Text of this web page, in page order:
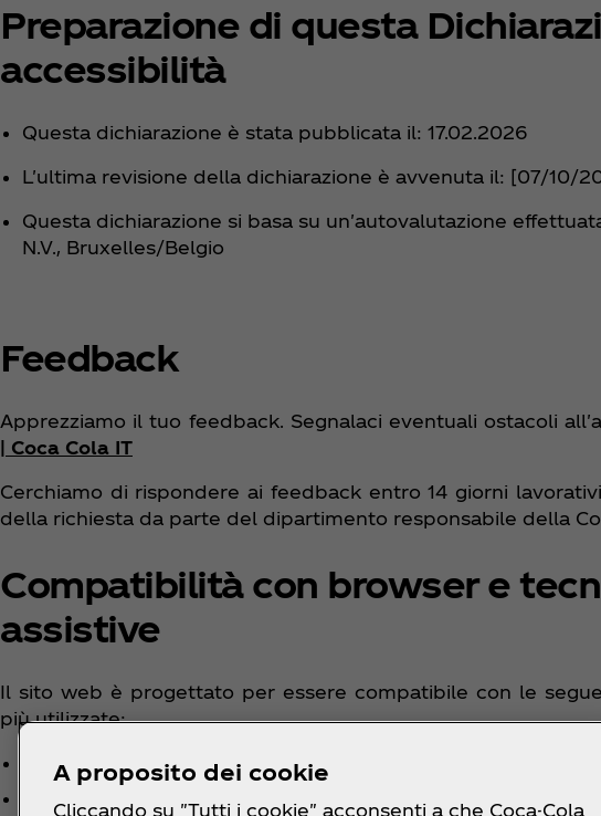
Preparazione di questa
accessibilità
Questa dichiarazione è stata pubblicata il: 17.02.2026
L'ultima revisione della dichiarazione è avvenuta il: [07/10/
Questa dichiarazione si basa su un'autovalutazione
N.V., Bruxelles/Belgio
Feedback
Apprezziamo il tuo feedback. Segnalaci eventuali ostacoli
| Coca Cola IT
Cerchiamo di rispondere ai feedback entro 14 giorni
della richiesta da parte del dipartimento responsabile della
Compatibilità con browser e
assistive
Il sito web è progettato per essere compatibile con le
più utilizzate:
l'ultima versione dei browser Mozilla Firefox e Apple Safari;
A proposito dei cookie
Cliccando su "Tutti i cookie" acconsenti a che Coca-Cola